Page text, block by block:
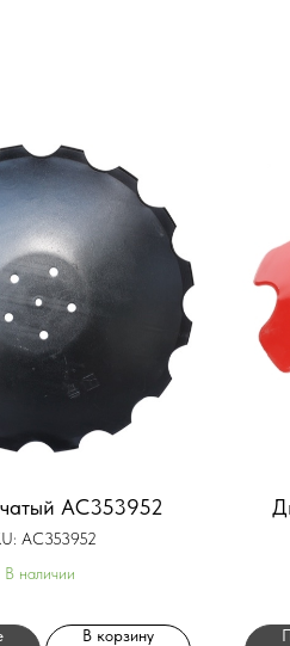
AC353952
AC353952
В наличии
В корзину